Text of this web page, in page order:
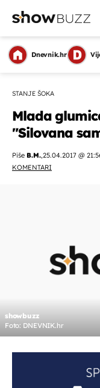
Dnevnik.hr
STANJE ŠOKA
Mlada
"Silovana
Piše B.M.,25.04.2017 @
KOMENTARI
showbuzz
Foto: DNEVNIK.hr